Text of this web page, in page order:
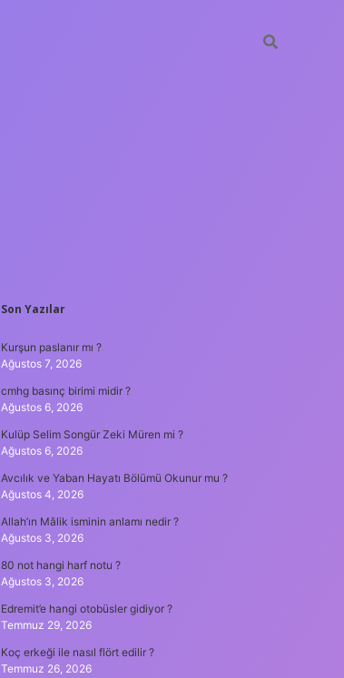
SIDEBAR
Son Yazılar
Kurşun paslanır mı ?
Ağustos 7, 2026
cmhg basınç birimi midir ?
Ağustos 6, 2026
Kulüp Selim Songür Zeki Müren mi ?
Ağustos 6, 2026
Avcılık ve Yaban Hayatı Bölümü Okunur mu ?
Ağustos 4, 2026
Allah’ın Mâlik isminin anlamı nedir ?
Ağustos 3, 2026
80 not hangi harf notu ?
Ağustos 3, 2026
Edremit’e hangi otobüsler gidiyor ?
Temmuz 29, 2026
Koç erkeği ile nasıl flört edilir ?
Temmuz 26, 2026